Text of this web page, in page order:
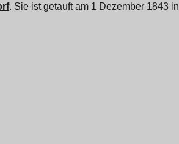
. Sie ist getauft am 1 Dezember 1843 in